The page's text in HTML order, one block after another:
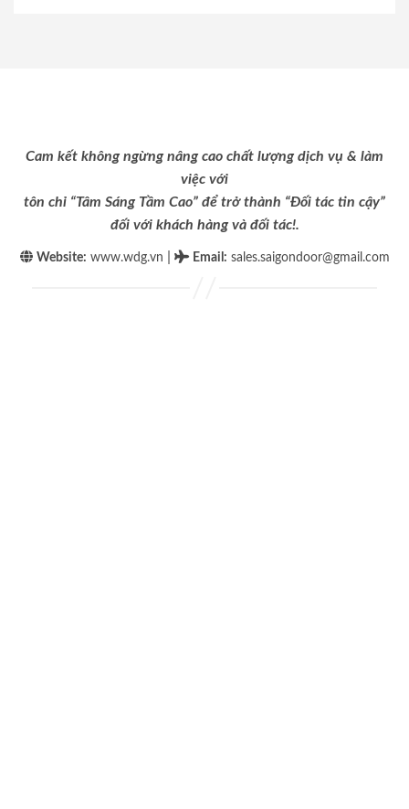
Cam kết không ngừng nâng cao chất lượng dịch vụ & làm
việc với
tôn chỉ “Tâm Sáng Tầm Cao” để trở thành “Đối tác tin cậy”
đối với khách hàng và đối tác!.
Website: www.wdg.vn Email : sales.saigondoor@gmail.com